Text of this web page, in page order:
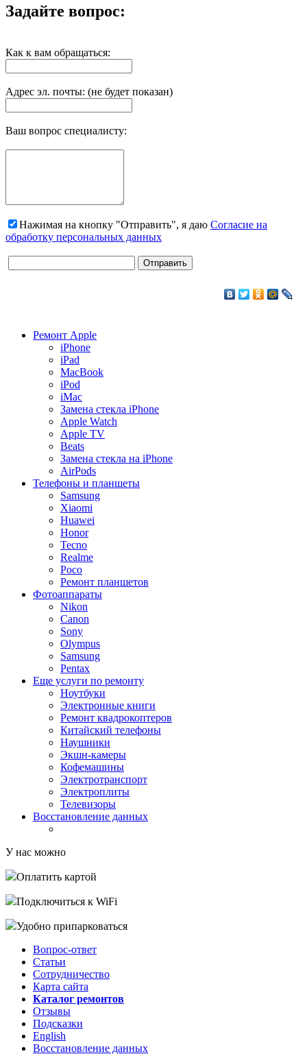
Задайте вопрос:
Как к вам обращаться:
Адрес эл. почты: (не будет показан)
Ваш вопрос специалисту:
Нажимая на кнопку "Отправить", я даю Согласие на
обработку персональных данных
Ремонт Apple
iPhone
iPad
MacBook
iPod
iMac
Замена стекла iPhone
Apple Watch
Apple TV
Beats
Замена стекла на iPhone
AirPods
Телефоны и планшеты
Samsung
Xiaomi
Huawei
Honor
Tecno
Realme
Poco
Ремонт планшетов
Фотоаппараты
Nikon
Canon
Sony
Olympus
Samsung
Pentax
Еще услуги по ремонту
Ноутбуки
Электронные книги
Ремонт квадрокоптеров
Китайский телефоны
Наушники
Экшн-камеры
Кофемашины
Электротранспорт
Электроплиты
Телевизоры
Восстановление данных
У нас можно
Оплатить картой
Подключиться к WiFi
Удобно припарковаться
Вопрос-ответ
Статьи
Сотрудничество
Карта сайта
Каталог ремонтов
Отзывы
Подсказки
English
Восстановление данных